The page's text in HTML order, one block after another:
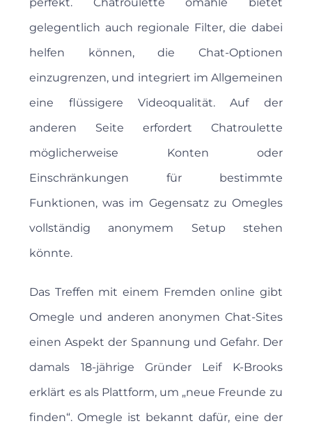
perfekt. Chatroulette omahle bietet
gelegentlich auch regionale Filter, die dabei
helfen können, die Chat-Optionen
einzugrenzen, und integriert im Allgemeinen
eine flüssigere Videoqualität. Auf der
anderen Seite erfordert Chatroulette
möglicherweise Konten oder
Einschränkungen für bestimmte
Funktionen, was im Gegensatz zu Omegles
vollständig anonymem Setup stehen
könnte.
Das Treffen mit einem Fremden online gibt
Omegle und anderen anonymen Chat-Sites
einen Aspekt der Spannung und Gefahr. Der
damals 18-jährige Gründer Leif K-Brooks
erklärt es als Plattform, um „neue Freunde zu
finden“. Omegle ist bekannt dafür, eine der